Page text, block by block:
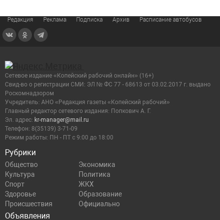
Редакция Реклама Подписка Архив Расписание автобусов
Рубрики
Общество
Экономика
Культура
Политика
Спорт
ЖКХ
Здоровье
Образование
Происшествия
Официально
Объявления
Сетевое издание «Копейский рабочий онлайн» (16+)
Cвид-во о регистрации СМИ: ЭЛ № ФС 77 - 68613 от 03.02.2017 г. выдано
Роскомнадзором
Учредитель: АНО «Редакция газеты «Копейский рабочий»
Главный редактор сетевого издания: Попкович А. Г.
Эл. адрес: kr-manager@mail.ru
Телефон: 8(35139) 3-71-09
Режим работы: ПН - ПТ с 9:00 до 18:00